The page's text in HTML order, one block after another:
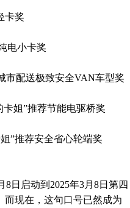
卡奖
电小卡奖
市配送极致安全VAN车型奖
姐”推荐节能电驱桥奖
”推荐安全省心轮端奖
8日启动到2025年3月8日第四
而现在，这句口号已然成为